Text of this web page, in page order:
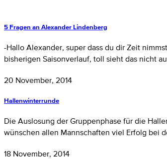
5 Fragen an Alexander Lindenberg
-Hallo Alexander, super dass du dir Zeit
bisherigen Saisonverlauf, toll sieht das nicht
20 November, 2014
Hallenwinterrunde
Die Auslosung der Gruppenphase für die
wünschen allen Mannschaften viel Erfolg bei
18 November, 2014